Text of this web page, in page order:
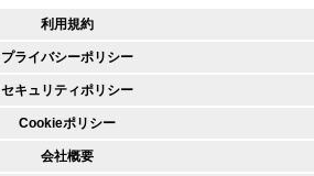
利用規約
プライバシーポリシー
セキュリティポリシー
Cookieポリシー
会社概要